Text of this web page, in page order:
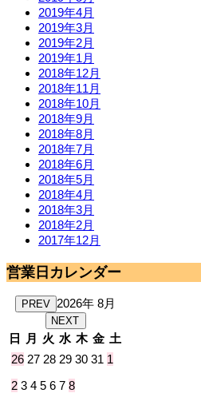
2019年4月
2019年3月
2019年2月
2019年1月
2018年12月
2018年11月
2018年10月
2018年9月
2018年8月
2018年7月
2018年6月
2018年5月
2018年4月
2018年3月
2018年2月
2017年12月
営業日カレンダー
PREV 2026年 8月
NEXT
日 月 火 水 木 金 土
26 27 28 29 30 31 1
2 3 4 5 6 7 8